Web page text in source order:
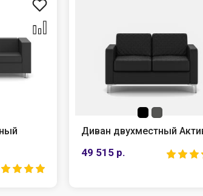
Диван двухместный Актив
49 515 р.